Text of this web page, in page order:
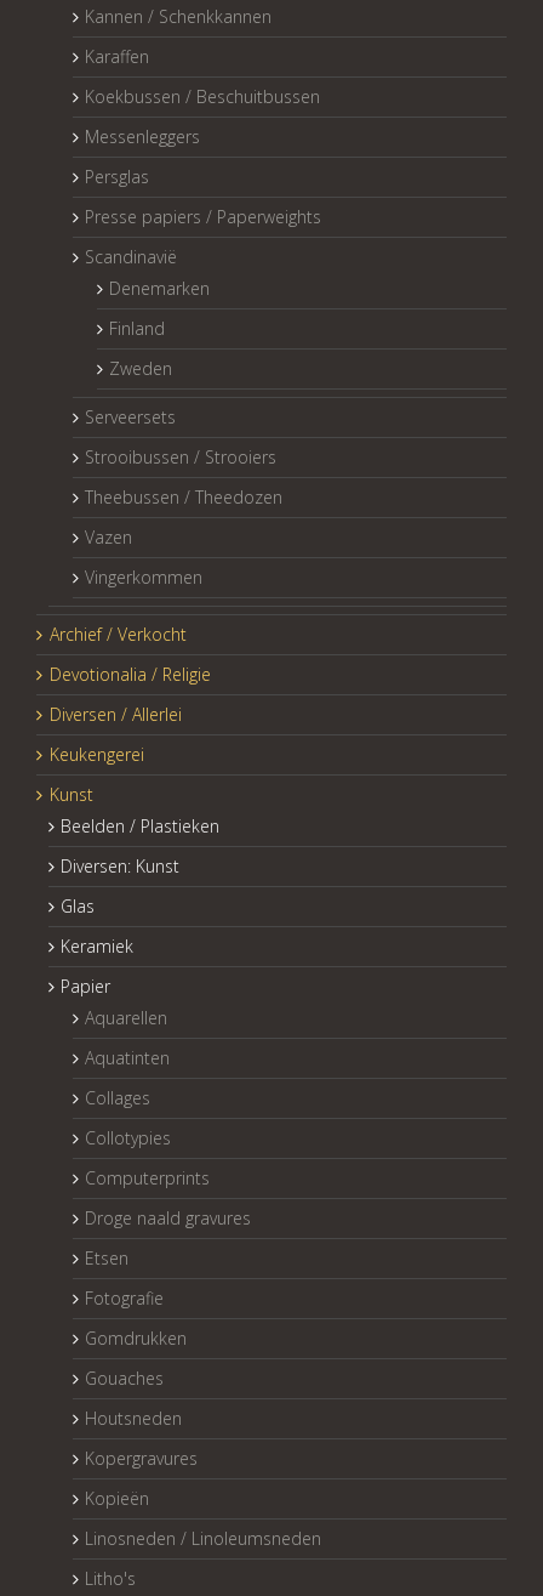
Kannen / Schenkkannen
Karaffen
Koekbussen / Beschuitbussen
Messenleggers
Persglas
Presse papiers / Paperweights
Scandinavië
Denemarken
Finland
Zweden
Serveersets
Strooibussen / Strooiers
Theebussen / Theedozen
Vazen
Vingerkommen
Archief / Verkocht
Devotionalia / Religie
Diversen / Allerlei
Keukengerei
Kunst
Beelden / Plastieken
Diversen: Kunst
Glas
Keramiek
Papier
Aquarellen
Aquatinten
Collages
Collotypies
Computerprints
Droge naald gravures
Etsen
Fotografie
Gomdrukken
Gouaches
Houtsneden
Kopergravures
Kopieën
Linosneden / Linoleumsneden
Litho's